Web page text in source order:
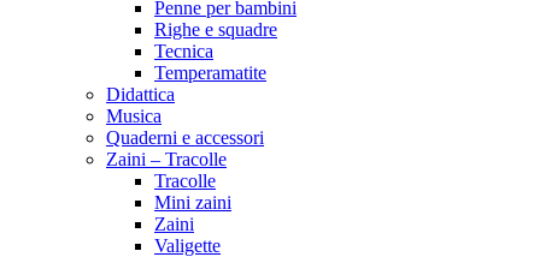
Penne per bambini
Righe e squadre
Tecnica
Temperamatite
Didattica
Musica
Quaderni e accessori
Zaini – Tracolle
Tracolle
Mini zaini
Zaini
Valigette